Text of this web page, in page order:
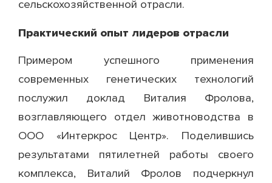
сельскохозяйственной отрасли.
Практический опыт лидеров отрасли
Примером успешного применения
современных генетических технологий
послужил доклад Виталия Фролова,
возглавляющего отдел животноводства в
ООО «Интеркрос Центр». Поделившись
результатами пятилетней работы своего
комплекса, Виталий Фролов подчеркнул